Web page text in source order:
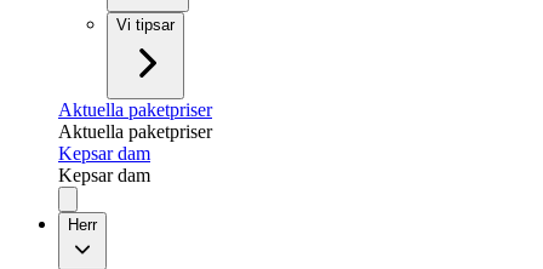
Vi tipsar
Aktuella paketpriser
Aktuella paketpriser
Kepsar dam
Kepsar dam
Herr